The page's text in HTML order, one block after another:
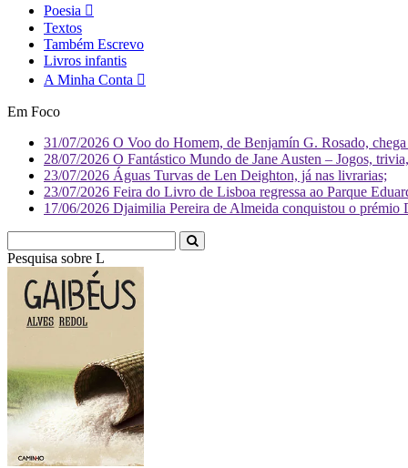
Poesia
Textos
Também Escrevo
Livros infantis
A Minha Conta
Em Foco
31/07/2026 O Voo do Homem, de Benjamín G. Rosado,
28/07/2026 O Fantástico Mundo de Jane Austen – Jogos,
23/07/2026 Águas Turvas de Len Deighton, já nas livrarias;
23/07/2026 Feira do Livro de Lisboa regressa ao Parque
17/06/2026 Djaimilia Pereira de Almeida conquistou o
Pesquisa sobre Literatura